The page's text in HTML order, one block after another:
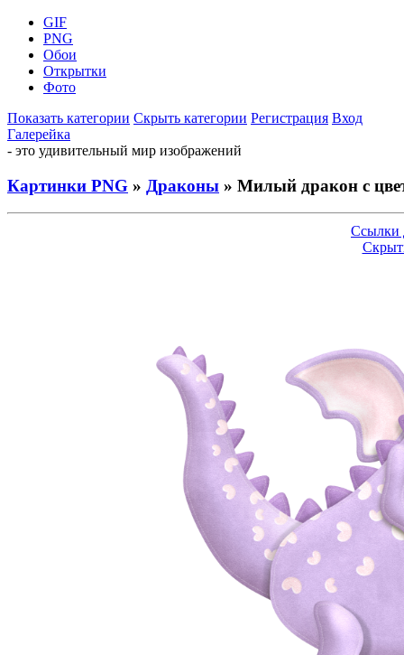
GIF
PNG
Обои
Открытки
Фото
Показать категории Скрыть категории Регистрация Вход
Галерейка
- это удивительный мир изображений
Картинки PNG » Драконы » Милый дракон с
Ссылки